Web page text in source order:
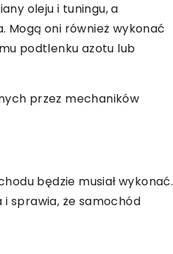
oleju i tuningu, a
Mogą oni również wykonać
podtlenku azotu lub
przez mechaników
będzie musiał wykonać.
sprawia, że samochód